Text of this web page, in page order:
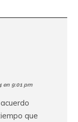
en 9:01 pm
que